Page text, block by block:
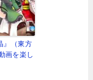
』（東方
画を楽し